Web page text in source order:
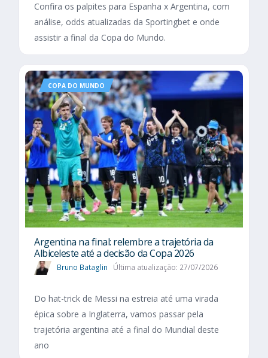
Confira os palpites para Espanha x Argentina, com
análise, odds atualizadas da Sportingbet e onde
assistir a final da Copa do Mundo.
COPA DO MUNDO
Argentina na final: relembre a trajetória da
Albiceleste até a decisão da Copa 2026
Bruno Bataglin Última atualização: 27/07/2026
Do hat-trick de Messi na estreia até uma virada
épica sobre a Inglaterra, vamos passar pela
trajetória argentina até a final do Mundial deste
ano